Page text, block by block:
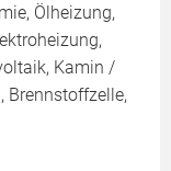
Ölheizung,
Kamin /
Brennstoffzelle,